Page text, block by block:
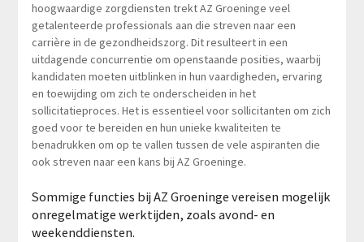
hoogwaardige zorgdiensten trekt AZ Groeninge veel
getalenteerde professionals aan die streven naar een
carrière in de gezondheidszorg. Dit resulteert in een
uitdagende concurrentie om openstaande posities, waarbij
kandidaten moeten uitblinken in hun vaardigheden, ervaring
en toewijding om zich te onderscheiden in het
sollicitatieproces. Het is essentieel voor sollicitanten om zich
goed voor te bereiden en hun unieke kwaliteiten te
benadrukken om op te vallen tussen de vele aspiranten die
ook streven naar een kans bij AZ Groeninge.
Sommige functies bij AZ Groeninge vereisen mogelijk
onregelmatige werktijden, zoals avond- en
weekenddiensten.